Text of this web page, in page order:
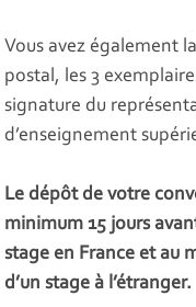
Vous avez également
postal, les 3
signature du
d’enseignement
Le dépôt de votre
minimum 15 jours
stage en France et au
d’un stage à l’étranger.